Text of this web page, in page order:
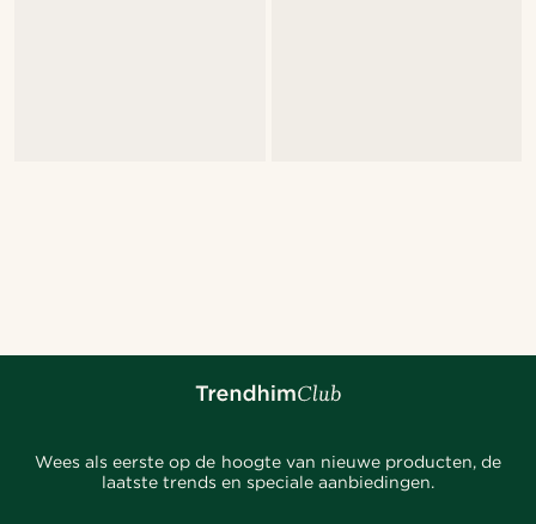
Wees als eerste op de hoogte van nieuwe producten, de
laatste trends en speciale aanbiedingen.